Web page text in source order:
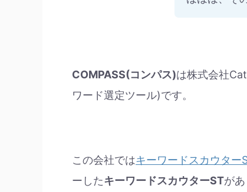
COMPASS(コンパス)は株式会社
ワード選定ツール)です。
この会社ではキーワードスカウター
ーしたキーワードスカウターSTがあ